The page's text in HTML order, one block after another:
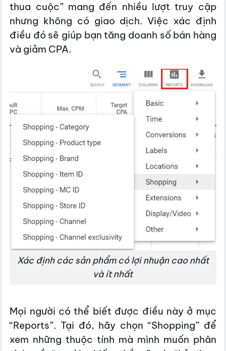
thua cuộc” mang đến nhiều lượt truy cập
nhưng không có giao dịch. Việc xác định
điều đó sẽ giúp bạn tăng doanh số bán hàng
và giảm CPA.
Xác định các sản phẩm có lợi nhuận cao nhất
và ít nhất
Mọi người có thể biết được điều này ở mục
“Reports”. Tại đó, hãy chọn “Shopping” để
xem những thuộc tính mà mình muốn phân